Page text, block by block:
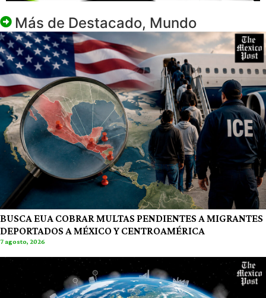
Más de Destacado, Mundo
BUSCA EUA COBRAR MULTAS PENDIENTES A MIGRANTES
DEPORTADOS A MÉXICO Y CENTROAMÉRICA
7 agosto, 2026